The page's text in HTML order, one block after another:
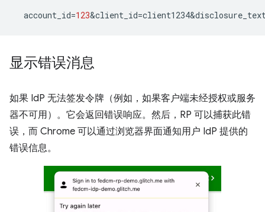
account_id=123&client_id=
显示错误消息
如果 IdP 无法签发令牌（例如，如果客户端未经授权或服务
器不可用）。它会返回错误响应。然后，RP 可以捕获此错
误，而 Chrome 可以通过浏览器界面通知用户 IdP 提供的
错误信息。